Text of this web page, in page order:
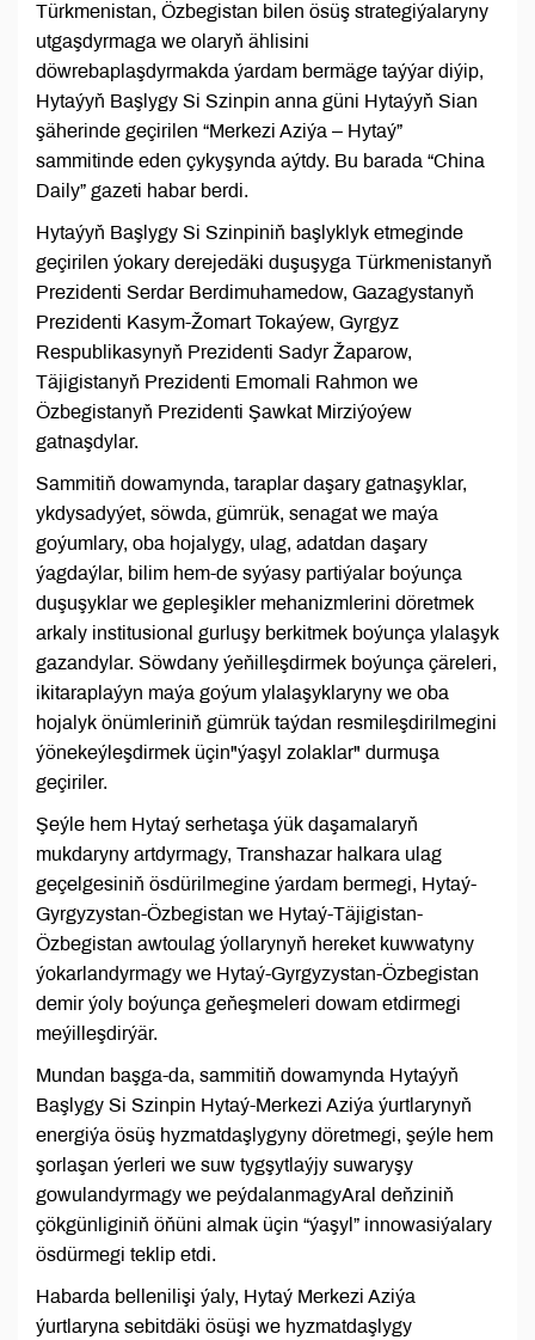
Türkmenistan, Özbegistan bilen ösüş strategiýalaryny
utgaşdyrmaga we olaryň ählisini
döwrebaplaşdyrmakda ýardam bermäge taýýar diýip,
Hytaýyň Başlygy Si Szinpin anna güni Hytaýyň Sian
şäherinde geçirilen “Merkezi Aziýa – Hytaý”
sammitinde eden çykyşynda aýtdy. Bu barada “China
Daily” gazeti habar berdi.
Hytaýyň Başlygy Si Szinpiniň başlyklyk etmeginde
geçirilen ýokary derejedäki duşuşyga Türkmenistanyň
Prezidenti Serdar Berdimuhamedow, Gazagystanyň
Prezidenti Kasym-Žomart Tokaýew, Gyrgyz
Respublikasynyň Prezidenti Sadyr Žaparow,
Täjigistanyň Prezidenti Emomali Rahmon we
Özbegistanyň Prezidenti Şawkat Mirziýoýew
gatnaşdylar.
Sammitiň dowamynda, taraplar daşary gatnaşyklar,
ykdysadyýet, söwda, gümrük, senagat we maýa
goýumlary, oba hojalygy, ulag, adatdan daşary
ýagdaýlar, bilim hem-de syýasy partiýalar boýunça
duşuşyklar we gepleşikler mehanizmlerini döretmek
arkaly institusional gurluşy berkitmek boýunça ylalaşyk
gazandylar. Söwdany ýeňilleşdirmek boýunça çäreleri,
ikitaraplaýyn maýa goýum ylalaşyklaryny we oba
hojalyk önümleriniň gümrük taýdan resmileşdirilmegini
ýönekeýleşdirmek üçin"ýaşyl zolaklar" durmuşa
geçiriler.
Şeýle hem Hytaý serhetaşa ýük daşamalaryň
mukdaryny artdyrmagy, Transhazar halkara ulag
geçelgesiniň ösdürilmegine ýardam bermegi, Hytaý-
Gyrgyzystan-Özbegistan we Hytaý-Täjigistan-
Özbegistan awtoulag ýollarynyň hereket kuwwatyny
ýokarlandyrmagy we Hytaý-Gyrgyzystan-Özbegistan
demir ýoly boýunça geňeşmeleri dowam etdirmegi
meýilleşdirýär.
Mundan başga-da, sammitiň dowamynda Hytaýyň
Başlygy Si Szinpin Hytaý-Merkezi Aziýa ýurtlarynyň
energiýa ösüş hyzmatdaşlygyny döretmegi, şeýle hem
şorlaşan ýerleri we suw tygşytlaýjy suwaryşy
gowulandyrmagy we peýdalanmagyAral deňziniň
çökgünliginiň öňüni almak üçin “ýaşyl” innowasiýalary
ösdürmegi teklip etdi.
Habarda bellenilişi ýaly, Hytaý Merkezi Aziýa
ýurtlaryna sebitdäki ösüşi we hyzmatdaşlygy